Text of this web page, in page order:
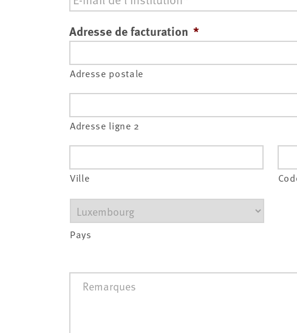
Adresse de facturation *
Adresse postale
Adresse ligne 2
Ville
Pays
Remarques